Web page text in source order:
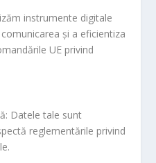
instrumente digitale
și a eficientiza
UE privind
: Datele tale sunt
reglementările privind